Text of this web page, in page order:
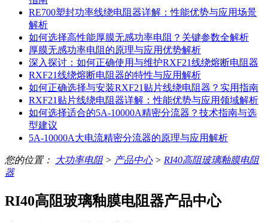
RE700塑封功率线绕电阻器详解：性能优势与应用场景
解析
如何选择高性能厚膜无感功率电阻？关键参数全解析
厚膜无感功率电阻的原理与应用优势解析
深入探讨：如何正确使用与维护RXF21线绕熔断电阻器
RXF21线绕熔断电阻器的特性与应用解析
如何正确选择与安装RXF21贴片线绕电阻器？实用指南
RXF21贴片线绕电阻器详解：性能优势与应用领域解析
如何选择适合的5A-10000A精密分流器？技术指南与选
型建议
5A-10000A大电流精密分流器的原理与应用解析
您的位置： 大功率电阻> 产品中心> RI40高阻玻璃釉膜电阻
器
RI40高阻玻璃釉膜电阻器产品中心